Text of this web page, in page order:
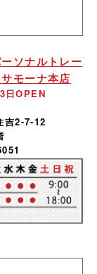
ソナルトレー
モーナ本店
日OPEN
吉2-7-12